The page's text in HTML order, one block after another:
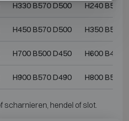
H330 B570 D500 H240 B500
H450 B570 D500 H350 B500
H700 B500 D450 H600 B410
H900 B570 D490 H800 B500
scharnieren, hendel of slot.